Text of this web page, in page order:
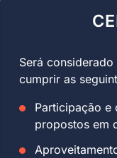
Será
cumprir as
Participação e
propostos em